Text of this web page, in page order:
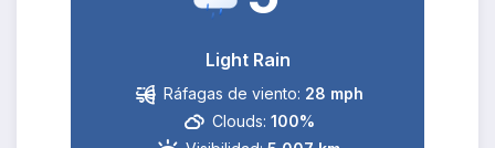
Light Rain
Ráfagas de viento: 28 mph
Clouds: 100%